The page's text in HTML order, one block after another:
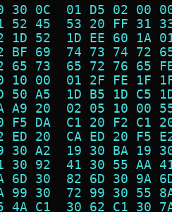
30 0C  01 D5 02 00
52 45  53 20 FF 31
1D 52  1D EE 60 1A
BF 69  74 73 74 72
65 73  65 72 76 65
10 00  01 2F FE 1F
50 A5  1D B5 1D C5
A9 20  02 05 10 00
F5 DA  C1 20 F2 C1
ED 20  CA ED 20 F5
30 A2  19 30 BA 19
30 92  41 30 55 AA
6D 30  82 6D 30 9A
99 30  72 99 30 55
4A C1  30 62 C1 30